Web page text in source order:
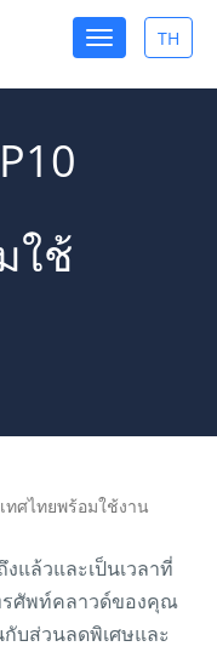
Toggle
TH
Toggle
navigation
ใช้
ทศไทยพร้อมใช้งาน
แล้วและเป็นเวลาที่
รศัพท์คลาวด์ของคุณ
บส่วนลดพิเศษและ